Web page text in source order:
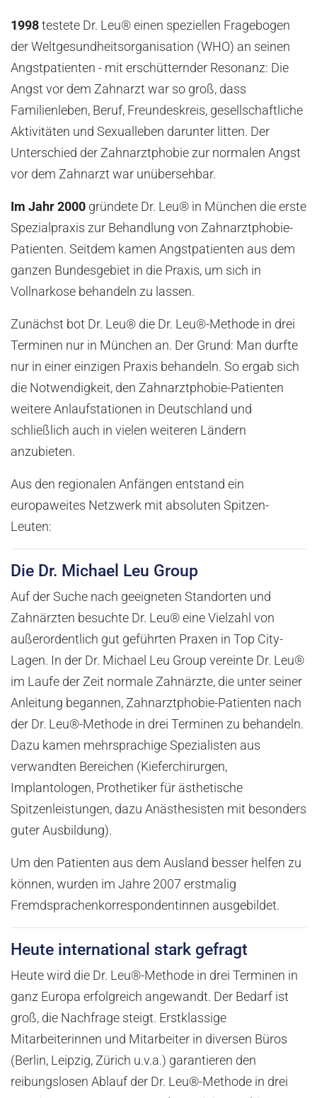
1998 testete Dr. Leu® einen speziellen Fragebogen
der Weltgesundheitsorganisation (WHO) an seinen
Angstpatienten - mit erschütternder Resonanz: Die
Angst vor dem Zahnarzt war so groß, dass
Familienleben, Beruf, Freundeskreis, gesellschaftliche
Aktivitäten und Sexualleben darunter litten. Der
Unterschied der Zahnarztphobie zur normalen Angst
vor dem Zahnarzt war unübersehbar.
Im Jahr 2000 gründete Dr. Leu® in München die erste
Spezialpraxis zur Behandlung von Zahnarztphobie-
Patienten. Seitdem kamen Angstpatienten aus dem
ganzen Bundesgebiet in die Praxis, um sich in
Vollnarkose behandeln zu lassen.
Zunächst bot Dr. Leu® die Dr. Leu®-Methode in drei
Terminen nur in München an. Der Grund: Man durfte
nur in einer einzigen Praxis behandeln. So ergab sich
die Notwendigkeit, den Zahnarztphobie-Patienten
weitere Anlaufstationen in Deutschland und
schließlich auch in vielen weiteren Ländern
anzubieten.
Aus den regionalen Anfängen entstand ein
europaweites Netzwerk mit absoluten Spitzen-
Leuten:
Die Dr. Michael Leu Group
Auf der Suche nach geeigneten Standorten und
Zahnärzten besuchte Dr. Leu® eine Vielzahl von
außerordentlich gut geführten Praxen in Top City-
Lagen. In der Dr. Michael Leu Group vereinte Dr. Leu®
im Laufe der Zeit normale Zahnärzte, die unter seiner
Anleitung begannen, Zahnarztphobie-Patienten nach
der Dr. Leu®-Methode in drei Terminen zu behandeln.
Dazu kamen mehrsprachige Spezialisten aus
verwandten Bereichen (Kieferchirurgen,
Implantologen, Prothetiker für ästhetische
Spitzenleistungen, dazu Anästhesisten mit besonders
guter Ausbildung).
Um den Patienten aus dem Ausland besser helfen zu
können, wurden im Jahre 2007 erstmalig
Fremdsprachenkorrespondentinnen ausgebildet.
Heute international stark gefragt
Heute wird die Dr. Leu®-Methode in drei Terminen in
ganz Europa erfolgreich angewandt. Der Bedarf ist
groß, die Nachfrage steigt. Erstklassige
Mitarbeiterinnen und Mitarbeiter in diversen Büros
(Berlin, Leipzig, Zürich u.v.a.) garantieren den
reibungslosen Ablauf der Dr. Leu®-Methode in drei